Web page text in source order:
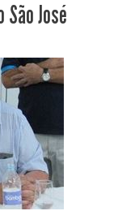
José